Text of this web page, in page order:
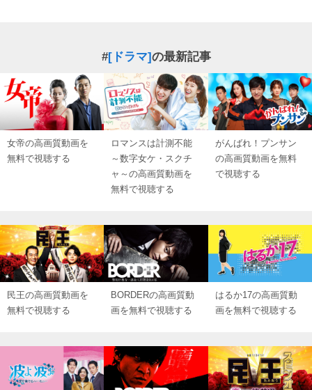
#[ドラマ]の最新記事
女帝の高画質動画を
無料で視聴する
ロマンスは計測不能
～数字女ケ・スクチ
ャ～の高画質動画を
無料で視聴する
がんばれ！プンサン
の高画質動画を無料
で視聴する
民王の高画質動画を
無料で視聴する
BORDERの高画質動
画を無料で視聴する
はるか17の高画質動
画を無料で視聴する